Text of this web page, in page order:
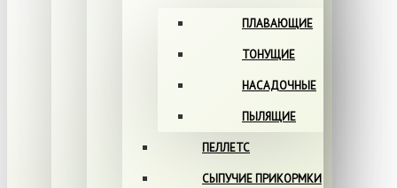
ПЛАВАЮЩИЕ
ТОНУЩИЕ
НАСАДОЧНЫЕ
ПЫЛЯЩИЕ
ПЕЛЛЕТС
СЫПУЧИЕ ПРИКОРМКИ